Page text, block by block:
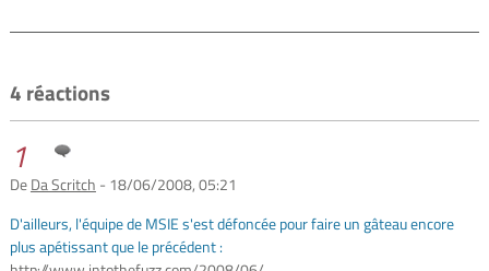
4 réactions
1
DeDa Scritch - 18/06/2008, 05:21
D'ailleurs, l'équipe de MSIE s'est défoncée pour faire un gâteau encore
plus apétissant que le précédent :